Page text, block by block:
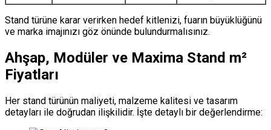
Stand türüne karar verirken hedef kitlenizi, fuarın büyüklüğünü
ve marka imajınızı göz önünde bulundurmalısınız.
Ahşap, Modüler ve Maxima Stand m²
Fiyatları
Her stand türünün maliyeti, malzeme kalitesi ve tasarım
detayları ile doğrudan ilişkilidir. İşte detaylı bir değerlendirme: